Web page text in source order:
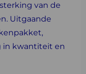
van de
Uitgaande
in kwantiteit en